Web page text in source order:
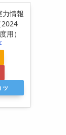
力情報
2024
用）